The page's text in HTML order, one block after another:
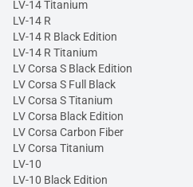
LV-14 Titanium
LV-14 R
LV-14 R Black Edition
LV-14 R Titanium
LV Corsa S Black Edition
LV Corsa S Full Black
LV Corsa S Titanium
LV Corsa Black Edition
LV Corsa Carbon Fiber
LV Corsa Titanium
LV-10
LV-10 Black Edition